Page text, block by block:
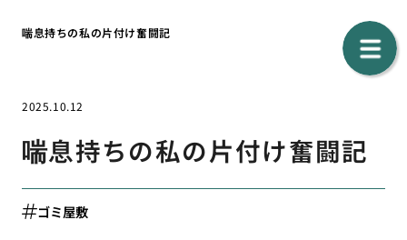
喘息持ちの私の片付け奮闘記
2025.10.12
喘息持ちの私の片付け奮闘記
ゴミ屋敷